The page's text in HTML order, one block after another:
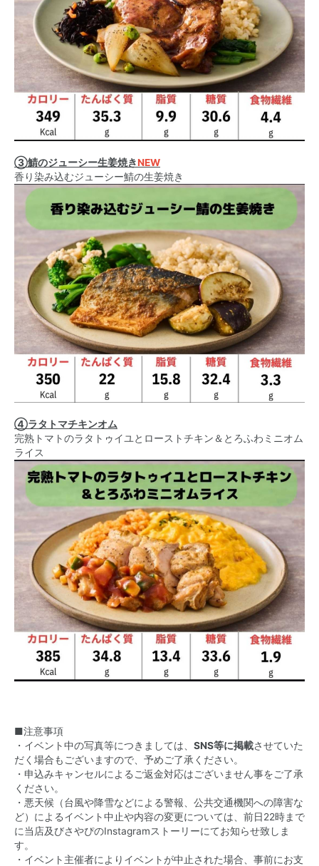
③鯖のジューシー生姜焼きNEW
香り染み込むジューシー鯖の生姜焼き
④ラタトマチキンオム
完熟トマトのラタトゥイユとローストチキン＆とろふわミニオム
ライス
■注意事項
・イベント中の写真等につきましては、 SNS等に掲載させていた
だく場合もございますので、予めご了承ください。
・申込みキャンセルによるご返金対応はございません事をご了承
ください。
・悪天候（台風や降雪などによる警報、公共交通機関への障害な
ど）によるイベント中止や内容の変更については、前日22時まで
に当店及びさやぴのInstagramストーリーにてお知らせ致しま
す。
・イベント主催者によりイベントが中止された場合、事前にお支